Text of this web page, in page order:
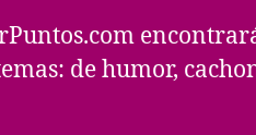
de humor,